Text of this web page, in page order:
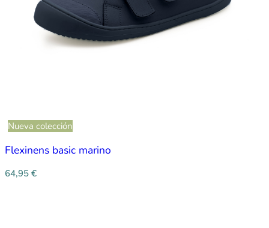
Nueva colección
Flexinens basic marino
64,95 €